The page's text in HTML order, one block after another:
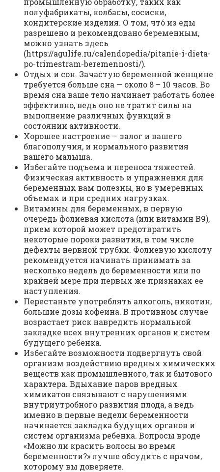
полуфабрикаты, колбасы, сосиски,
кондитерские изделия. О том, что́ из еды
разрешено и рекомендовано беременным,
можно узнать здесь
(https://agulife.ru/calendopedia/pitanie-i-dieta-
po-trimestram-beremennosti/).
Отдых и сон. Зачастую беременной женщине
требуется больше сна — около 8 – 10 часов. Во
время сна ваше тело начинает работать более
эффективно, ведь оно не тратит силы на
выполнение различных функций в
состоянии активности.
Хорошее настроение — залог и вашего
благополучия, и нормального развития
вашего малыша.
Избегайте подъема и переноса тяжестей.
Физическая активность и упражнения для
беременных вам полезны, но в умеренных
объемах и при средних нагрузках.
Витамины для беременных, в первую
очередь фолиевая кислота (или витамин В9),
прием которой может предотвратить
некоторые пороки развития, в том числе
дефекты нервной трубки. Фолиевую кислоту
рекомендуется начинать принимать за
несколько недель до беременности или по
крайней мере при первых же признаках ее
наступления.
Перестаньте употреблять алкоголь, никотин,
большие дозы кофеина. В противном случае
возрастает риск навредить нормальной
закладке всех внутренних органов и систем
будущего ребенка.
Избегайте возможности подвергнуть свой
организм воздействию вредных химических
веществ как промышленного, так и бытового
характера. Вдыхание паров вредных
химикатов связывают с нарушениями
внутриутробного развития плода, а ведь
именно в первые недели беременности
начинается закладка будущих органов и
систем организма ребенка. Вопросы вроде
«Можно ли красить волосы во время
беременности?» лучше обсудить с врачом,
которому вы доверяете.